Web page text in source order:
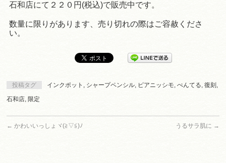
石和店にて２２０円(税込)で販売中です。
数量に限りがあります、売り切れの際はご容赦くださ
い。
投稿タグ インクポット , シャープペンシル, ピアニッシモ,ぺんてる,復刻 ,
石和店, 限定
← かわいいっしょヾ(≧▽≦)ﾉ うるサラ肌に →